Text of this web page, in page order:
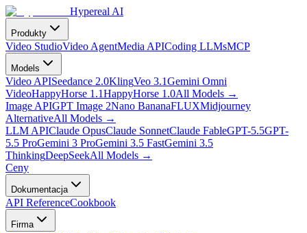
Hypereal AI
Produkty
Video StudioVideo AgentMedia APICoding LLMsMCP
Models
Video APISeedance 2.0KlingVeo 3.1Gemini Omni
VideoHappyHorse 1.1HappyHorse 1.0All Models →
Image APIGPT Image 2Nano BananaFLUXMidjourney
AlternativeAll Models →
LLM APIClaude OpusClaude SonnetClaude FableGPT-5.5GPT-
5.5 ProGemini 3 ProGemini 3.5 FastGemini 3.5
ThinkingDeepSeekAll Models →
Ceny
Dokumentacja
API ReferenceCookbook
Firma